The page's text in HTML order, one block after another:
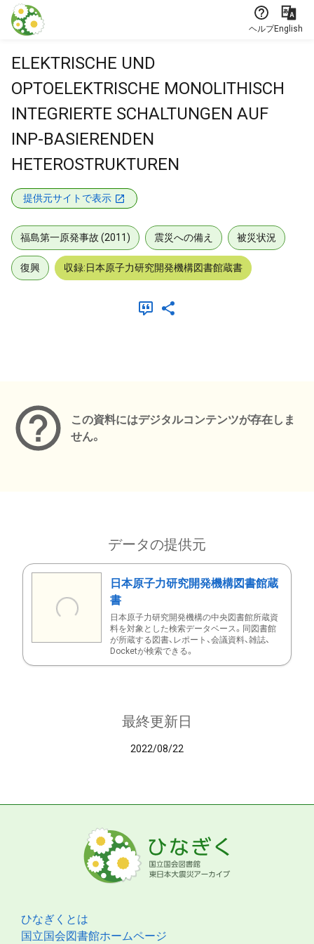
本文に飛ぶ
ヘルプEnglish
ELEKTRISCHE UND
OPTOELEKTRISCHE MONOLITHISCH
INTEGRIERTE SCHALTUNGEN AUF
INP-BASIERENDEN
HETEROSTRUKTUREN
提供元サイトで表示
福島第一原発事故 (2011) 震災への備え 被災状況
復興 収録:日本原子力研究開発機構図書館蔵書
この資料にはデジタルコンテンツが存在しま
せん。
データの提供元
日本原子力研究開発機構図書館蔵
書
日本原子力研究開発機構の中央図書館所蔵資
料を対象とした検索データベース。同図書館
が所蔵する図書、レポート、会議資料、雑誌、
Docketが検索できる。
最終更新日
2022/08/22
ひなぎくとは
国立国会図書館ホームページ